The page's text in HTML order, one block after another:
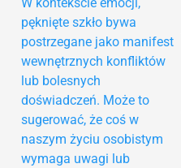
pęknięte szkło bywa
postrzegane jako manifest
wewnętrznych konfliktów
lub bolesnych
doświadczeń. Może to
sugerować, że coś w
naszym życiu osobistym
wymaga uwagi lub